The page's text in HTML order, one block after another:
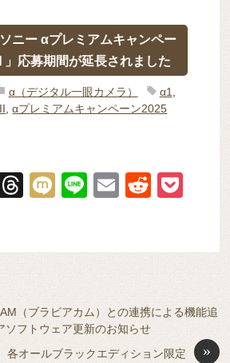
ソニー αプレミアムキャンペー
応募期間が延長されました
α（デジタル一眼カメラ） α1
,αプレミアムキャンペーン2025
H
T
a
s
M
Li
E
R
di et
（ブラビアカム）との連携による機能追
ソフトウェア更新のお知らせ
»
各オールブラックエディション限定